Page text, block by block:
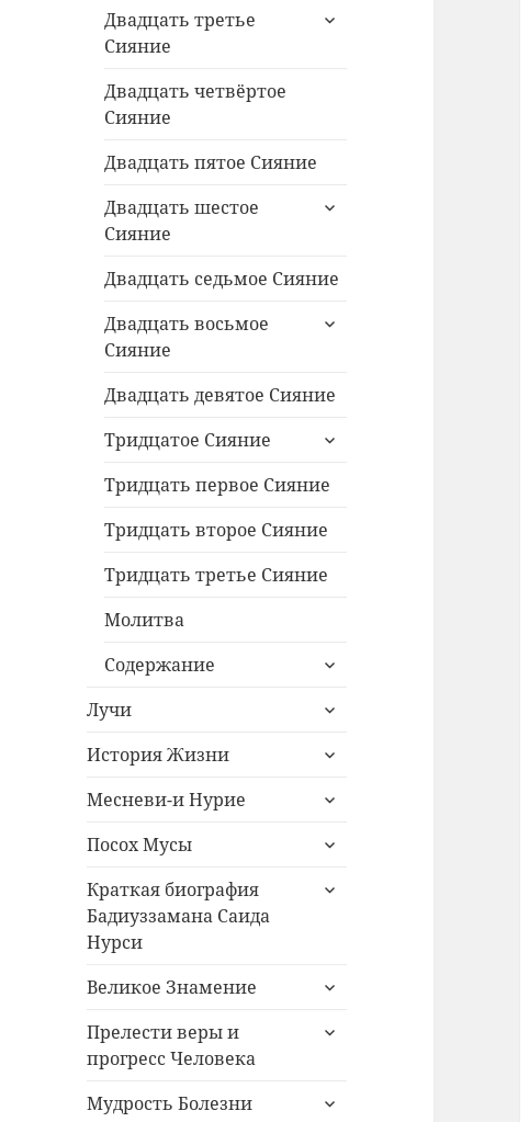
Двадцать третье
Сияние
раскрыть
Двадцать четвёртое
Сияние
Двадцать пятое Сияние
Двадцать шестое
Сияние
раскрыть
Двадцать седьмое Сияние
Двадцать восьмое
Сияние
раскрыть
Двадцать девятое Сияние
Тридцатое Сияние
раскрыть
меню
Тридцать первое Сияние
Тридцать второе Сияние
Тридцать третье Сияние
Молитва
Содержание
раскрыть
меню
Лучи
раскрыть
меню
История Жизни
раскрыть
меню
Месневи-и Нурие
раскрыть
меню
Посох Мусы
раскрыть
меню
Краткая биография
Бадиуззамана Саида
Нурси
раскрыть
Великое Знамение
раскрыть
меню
Прелести веры и
прогресс Человека
раскрыть
Мудрость Болезни
раскрыть